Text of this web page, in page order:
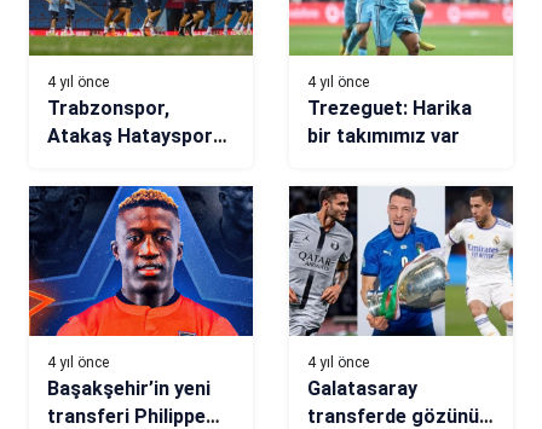
4 yıl önce
Trabzonspor,
Atakaş Hatayspor
tamamladı
4 yıl önce
Trezeguet: Harika
bir takımımız var
4 yıl önce
Başakşehir’in yeni
transferi Philippe
4 yıl önce
Galatasaray
transferde gözünü